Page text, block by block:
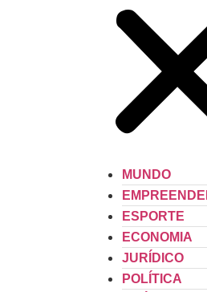
MUNDO
ESPORTE
ECONOMIA
JURÍDICO
POLÍTICA